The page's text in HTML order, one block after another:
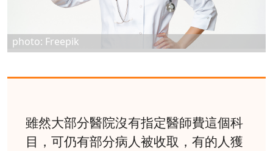
photo: Freepik
雖然大部分醫院沒有指定醫師費這個科
目，可仍有部分病人被收取，有的人獲